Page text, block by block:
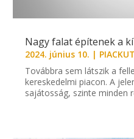
Nagy falat építenek a
2024. június 10. |
Továbbra sem látszik a
kereskedelmi piacon. A
sajátosság, szinte minden